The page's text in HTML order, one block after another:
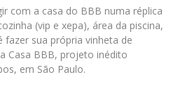
com a casa do BBB numa réplica
(vip e xepa), área da piscina,
fazer sua própria vinheta de
Casa BBB, projeto inédito
em São Paulo.